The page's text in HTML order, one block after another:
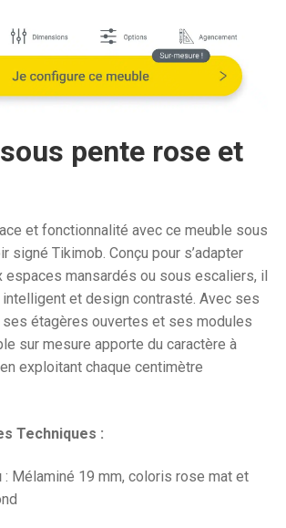
initial
était :
2
529,08€.
est :
1
pente rose et
et fonctionnalité avec ce meuble sous
signé Tikimob. Conçu pour s’adapter
espaces mansardés ou sous escaliers, il
et design contrasté. Avec ses
étagères ouvertes et ses modules
sur mesure apporte du caractère à
exploitant chaque centimètre
Techniques :
: Mélaminé 19 mm, coloris rose mat et